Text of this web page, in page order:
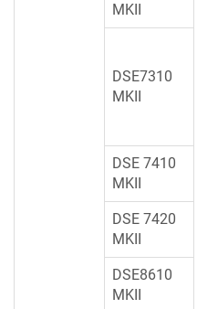
MKII
DSE7310
MKII
DSE 7410
MKII
DSE 7420
MKII
DSE8610
MKII